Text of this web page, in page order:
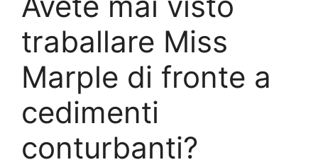
traballare Miss
Marple di fronte a
cedimenti
conturbanti?